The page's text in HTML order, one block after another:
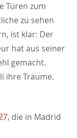
Türen zum
zu sehen
ist klar: Der
hat aus seiner
gemacht.
ihre Träume.
, die in Madrid